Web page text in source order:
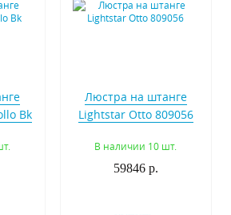
Bk
Люстра на штанге
Lightstar Otto 809056
В наличии 10 шт.
59846 р.